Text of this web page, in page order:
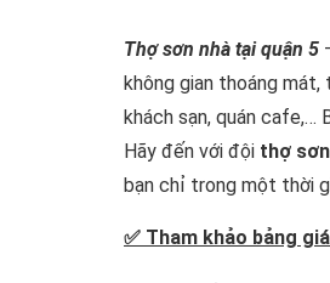
Thợ sơn nhà tại quận 5
không gian thoáng
khách sạn, quán cafe,…
Hãy đến với đội thợ
bạn chỉ trong một thời
✅ Tham khảo bảng